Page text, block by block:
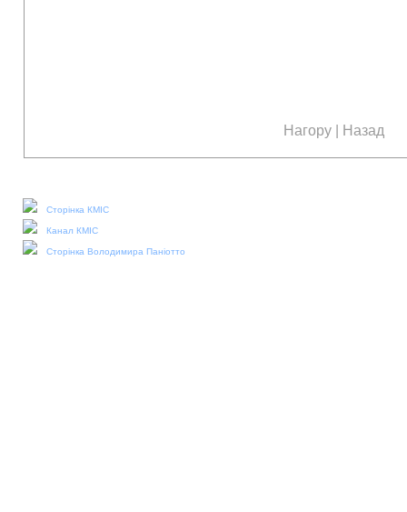
Нагору | Назад
Сторінка КМІС
Канал КМІС
Сторінка Володимира Паніотто